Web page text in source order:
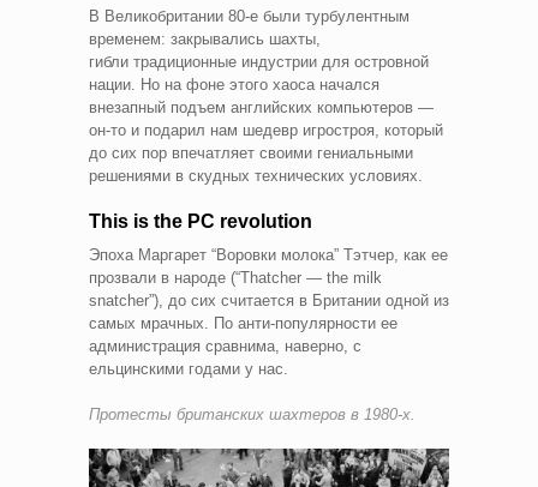
В Великобритании 80-е были турбулентным
временем: закрывались шахты,
гибли традиционные индустрии для островной
нации. Но на фоне этого хаоса начался
внезапный подъем английских компьютеров —
он-то и подарил нам шедевр игростроя, который
до сих пор впечатляет своими гениальными
решениями в скудных технических условиях.
This is the PC revolution
Эпоха Маргарет “Воровки молока” Тэтчер, как ее
прозвали в народе (“Thatcher — the milk
snatcher”), до сих считается в Британии одной из
самых мрачных. По анти-популярности ее
администрация сравнима, наверно, с
ельцинскими годами у нас.
Протесты британских шахтеров в 1980-х.